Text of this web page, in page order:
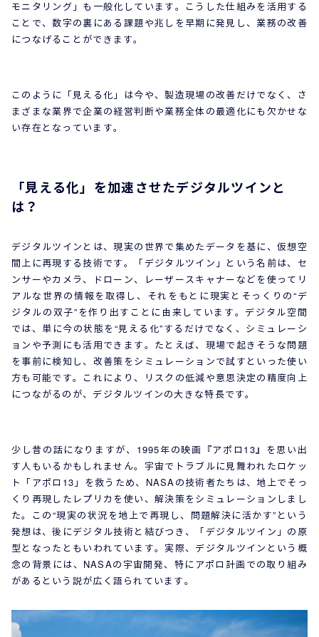
モニタリング」も一般化しています。こうした仕組みを活用する
ことで、数字の裏にある課題や兆しを早期に発見し、業務の改善
につなげることができます。
このように「見える化」は今や、製造現場の改善だけでなく、さ
まざまな業界で企業の経営判断や業務全体の最適化にも欠かせな
い存在となっています。
「見える化」を加速させたデジタルツインと
は？
デジタルツインとは、現実の世界で集めたデータを基に、仮想空
間上に再現する技術です。「デジタルツイン」という名前は、セ
ンサーやカメラ、ドローン、レーザースキャナーなどを使ってリ
アルな世界の情報を取得し、それをもとに現実とそっくりの“デ
ジタルの双子”を作り出すことに由来しています。デジタル空間
では、単に今の状態を“見える化”するだけでなく、シミュレーシ
ョンや予測にも活用できます。たとえば、現場で起きそうな問題
を事前に検知し、改善策をシミュレーションで試すといった使い
方も可能です。これにより、リスクの低減や意思決定の精度向上
につながるのが、デジタルツインの大きな特長です。
少し昔の話になりますが、1995年の映画『アポロ13』を思い出
す人もいるかもしれません。宇宙でトラブルに見舞われたロケッ
ト「アポロ13」を救うため、NASAの技術者たちは、地上でそっ
くり再現したレプリカを使い、解決策をシミュレーションしまし
た。この“現実の状況を地上で再現し、問題解決に活かす”という
発想は、後にデジタル技術と結びつき、「デジタルツイン」の原
型となったともいわれています。実際、デジタルツインという概
念の背景には、NASAの宇宙開発、特にアポロ計画での取り組み
があるという説が広く語られています。